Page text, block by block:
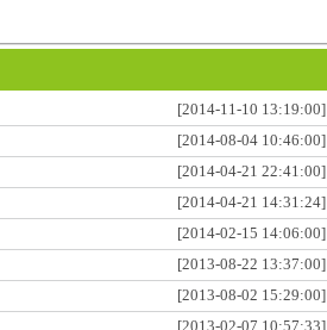
[2014-11-10 13:19:00]
[2014-08-04 10:46:00]
[2014-04-21 22:41:00]
[2014-04-21 14:31:24]
[2014-02-15 14:06:00]
[2013-08-22 13:37:00]
[2013-08-02 15:29:00]
[2013-02-07 10:57:33]